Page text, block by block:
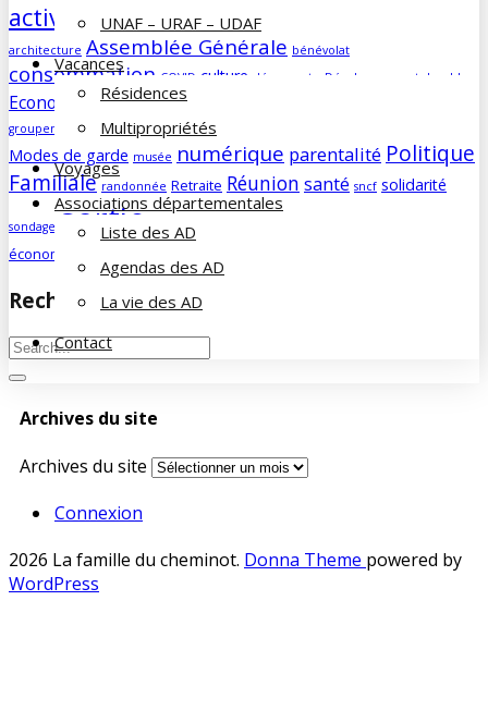
UNAF – URAF – UDAF
Vacances
Résidences
Multipropriétés
Voyages
Associations départementales
Liste des AD
Agendas des AD
La vie des AD
Contact
activités AD agenda Aidants familiaux
architecture Assemblée Générale bénévolat
consommation COVID culture découverte Développement durable
Economie/société edito
groupement d'achats histoire humeur
Modes de garde musée numérique parentalité Politique
Familiale randonnée Retraite Réunion santé sncf solidarité
sondage sortie sorties
économie
Rechercher sur le site
Archives du site
Archives du site
Connexion
2026 La famille du cheminot. Donna Theme powered by
WordPress